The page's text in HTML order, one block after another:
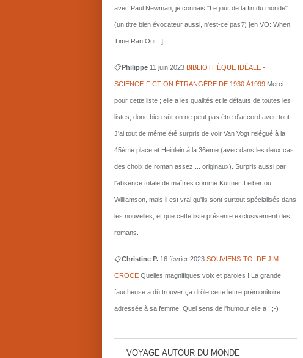
avec Paul Newman, je connais "Le jour de la fin du monde"
(un titre bien évocateur aussi, n'est-ce pas?) [en VO: When
Time Ran Out...].
📋Philippe 11 juin 2023 BIBLIOTHÈQUE IDÉALE -
SCIENCE-FICTION ÉTRANGÈRE DE 1930 À1999 Merci
pour cette liste ; elle a les qualités et le défauts de toutes les
listes, donc bien sûr on ne peut pas être d'accord avec tout.
J'ai tout de même été surpris de voir Van Vogt relégué à la
45ème place et Heinlein à la 36ème (avec dans les deux cas
des choix de roman assez.... originaux). Surpris aussi par
l'absence totale de maîtres comme Kuttner, Leiber ou
Williamson, mais il est vrai qu'ils sont surtout spécialisés dans
les nouvelles, et que cette liste présente exclusivement des
romans.
📋Christine P. 16 février 2023 SOUVIENS-TOI DE JIM
CROCE Quelles magnifiques voix et paroles ! La grande
faucheuse a dû trouver ça drôle cette lettre prémonitoire
adressée à sa femme. Quel sens de l'humour elle a ! ;-)
VOYAGE AUTOUR DU MONDE